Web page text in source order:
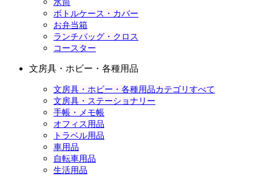
水筒
ボトルケース・カバー
お弁当箱
ランチバッグ・クロス
コースター
文房具・ホビー・各種用品
文房具・ホビー・各種用品カテゴリすべて
文房具・ステーショナリー
手帳・メモ帳
オフィス用品
トラベル用品
車用品
自転車用品
生活用品